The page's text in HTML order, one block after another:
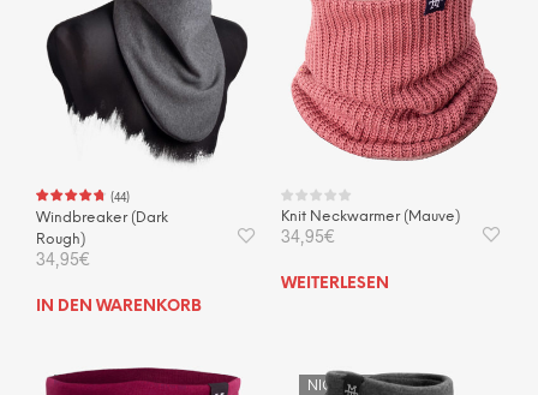
(44)
Windbreaker (Dark
Rough)
34,95€
IN DEN WARENKORB
Knit Neckwarmer (Mauve)
34,95€
WEITERLESEN
NICHT VORRÄTIG NICHT VORRÄTIG